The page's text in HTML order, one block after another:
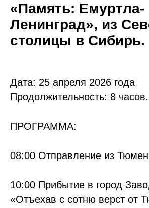
«Память: Емуртла-
Ленинград», из
столицы в Сибирь.
Дата: 25 апреля 2026 года
Продолжительность: 8 часов.
ПРОГРАММА:
08:00 Отправление из
10:00 Прибытие в город
«Отъехав с сотню верст от